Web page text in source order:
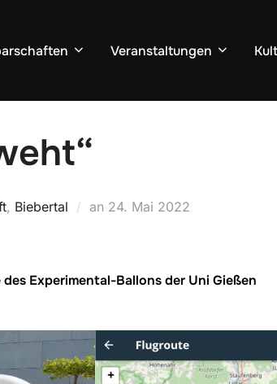
Veranstaltungen
, Biebertal an Veröffentlicht
24. Mai 2022
des Experimental-Ballons der Uni Gießen